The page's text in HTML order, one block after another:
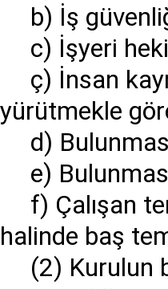
b) İş
c) İşyeri
ç) İnsan
yürütmekle
d)
e)
f) Çalışan
halinde baş
(2) Kurulun